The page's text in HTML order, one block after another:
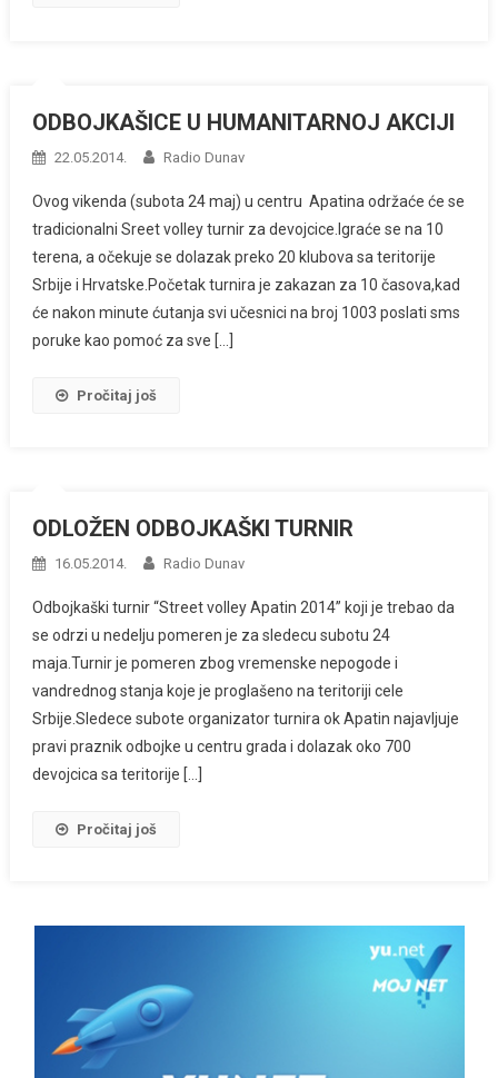
ODBOJKAŠICE U HUMANITARNOJ AKCIJI
22.05.2014. Radio Dunav
Ovog vikenda (subota 24 maj) u centru Apatina održaće će se
tradicionalni Sreet volley turnir za devojcice.Igraće se na 10
terena, a očekuje se dolazak preko 20 klubova sa teritorije
Srbije i Hrvatske.Početak turnira je zakazan za 10 časova,kad
će nakon minute ćutanja svi učesnici na broj 1003 poslati sms
poruke kao pomoć za sve […]
Pročitaj još
ODLOŽEN ODBOJKAŠKI TURNIR
16.05.2014. Radio Dunav
Odbojkaški turnir “Street volley Apatin 2014” koji je trebao da
se odrzi u nedelju pomeren je za sledecu subotu 24
maja.Turnir je pomeren zbog vremenske nepogode i
vandrednog stanja koje je proglašeno na teritoriji cele
Srbije.Sledece subote organizator turnira ok Apatin najavljuje
pravi praznik odbojke u centru grada i dolazak oko 700
devojcica sa teritorije […]
Pročitaj još